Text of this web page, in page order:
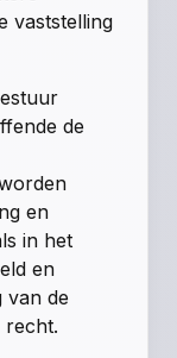
vaststelling
de
en
in het
en
van de
recht.